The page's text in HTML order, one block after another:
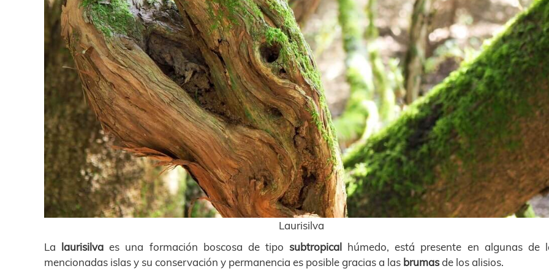
Laurisilva
La laurisilva es una formación boscosa de tiposubtropical húmedo, está presente en algunas de
mencionadas islas y su conservación y permanencia es posible gracias a las brumasde los alisios.